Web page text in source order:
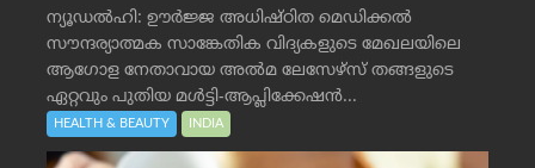
ന്യൂഡൽഹി: ഊർജ്ജ അധിഷ്ഠിത മെഡിക്കൽ
സൗന്ദര്യാത്മക സാങ്കേതിക വിദ്യകളുടെ മേഖലയിലെ
ആഗോള നേതാവായ അൽമ ലേസേഴ്സ് തങ്ങളുടെ
ഏറ്റവും പുതിയ മൾട്ടി-ആപ്ലിക്കേഷൻ...
HEALTH & BEAUTY INDIA